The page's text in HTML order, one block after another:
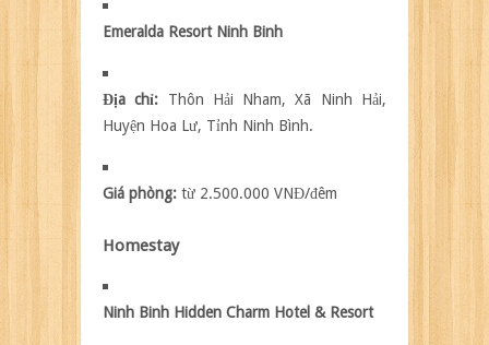
Emeralda Resort Ninh Binh
Địa chỉ:
Thôn Hải Nham, Xã Ninh Hải,
Huyện Hoa Lư, Tỉnh Ninh Bình.
Giá phòng: từ 2.500.000 VNĐ/đêm
Homestay
Ninh Binh Hidden Charm Hotel & Resort